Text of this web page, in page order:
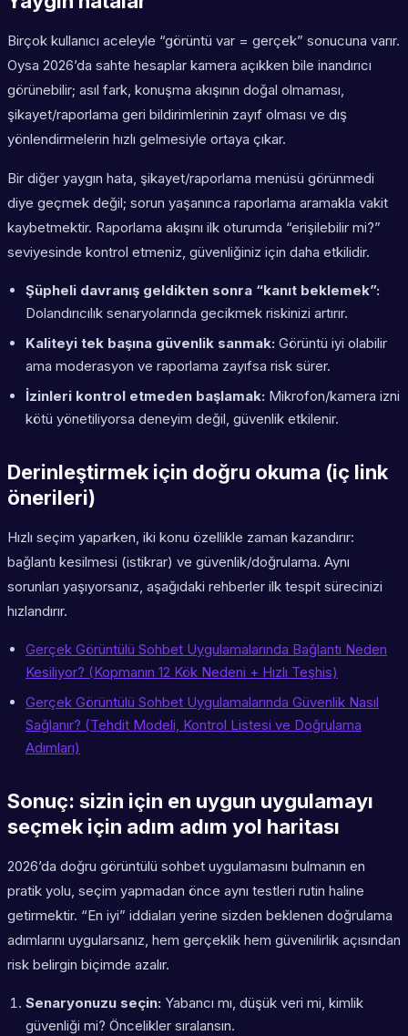
Birçok kullanıcı aceleyle “görüntü var = gerçek” sonucuna varır.
Oysa 2026’da sahte hesaplar kamera açıkken bile inandırıcı
görünebilir; asıl fark, konuşma akışının doğal olmaması,
şikayet/raporlama geri bildirimlerinin zayıf olması ve dış
yönlendirmelerin hızlı gelmesiyle ortaya çıkar.
Bir diğer yaygın hata, şikayet/raporlama menüsü görünmedi
diye geçmek değil; sorun yaşanınca raporlama aramakla vakit
kaybetmektir. Raporlama akışını ilk oturumda “erişilebilir mi?”
seviyesinde kontrol etmeniz, güvenliğiniz için daha etkilidir.
Şüpheli davranış geldikten sonra “kanıt beklemek”:
Dolandırıcılık senaryolarında gecikmek riskinizi artırır.
Kaliteyi tek başına güvenlik sanmak: Görüntü iyi olabilir
ama moderasyon ve raporlama zayıfsa risk sürer.
İzinleri kontrol etmeden başlamak: Mikrofon/kamera izni
kötü yönetiliyorsa deneyim değil, güvenlik etkilenir.
Derinleştirmek için doğru okuma (iç link
önerileri)
Hızlı seçim yaparken, iki konu özellikle zaman kazandırır:
bağlantı kesilmesi (istikrar) ve güvenlik/doğrulama. Aynı
sorunları yaşıyorsanız, aşağıdaki rehberler ilk tespit sürecinizi
hızlandırır.
Gerçek Görüntülü Sohbet Uygulamalarında Bağlantı Neden
Kesiliyor? (Kopmanın 12 Kök Nedeni + Hızlı Teşhis)
Gerçek Görüntülü Sohbet Uygulamalarında Güvenlik Nasıl
Sağlanır? (Tehdit Modeli, Kontrol Listesi ve Doğrulama
Adımları)
Sonuç: sizin için en uygun uygulamayı
seçmek için adım adım yol haritası
2026’da doğru görüntülü sohbet uygulamasını bulmanın en
pratik yolu, seçim yapmadan önce aynı testleri rutin haline
getirmektir. “En iyi” iddiaları yerine sizden beklenen doğrulama
adımlarını uygularsanız, hem gerçeklik hem güvenilirlik açısından
risk belirgin biçimde azalır.
Senaryonuzu seçin: Yabancı mı, düşük veri mi, kimlik
güvenliği mi? Öncelikler sıralansın.